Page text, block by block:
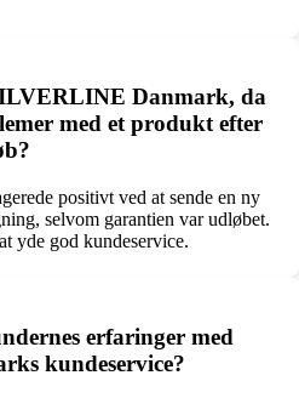
Danmark, da
med et produkt efter
positivt ved at sende en ny
selvom garantien var udløbet.
yde god kundeservice.
erfaringer med
kundeservice?